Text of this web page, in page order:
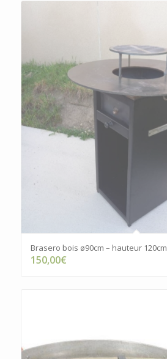
Brasero bois ø90cm – hauteur 120cm
150,00€